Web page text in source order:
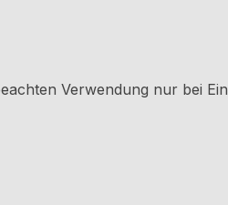
Verwendung nur bei